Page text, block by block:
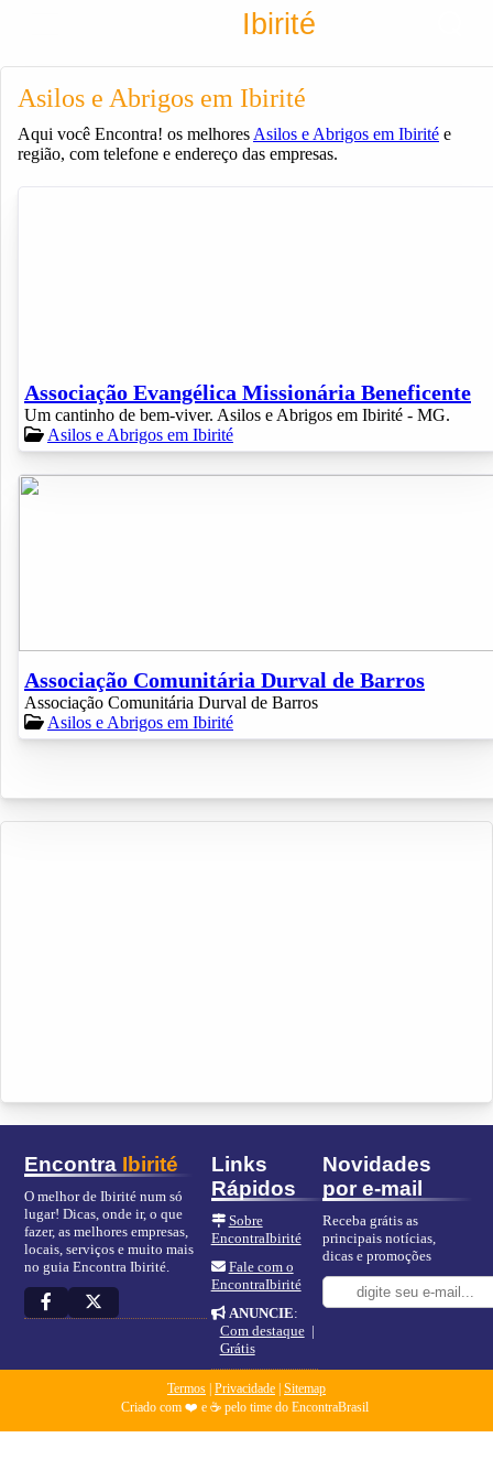
Ibirité
Criar conta
Asilos e Abrigos em Ibirité
Aqui você Encontra! os melhores Asilos e Abrigos em Ibirité e
região, com telefone e endereço das empresas.
Associação Evangélica Missionária Beneficente
Um cantinho de bem-viver. Asilos e Abrigos em Ibirité - MG.
Asilos e Abrigos em Ibirité
Associação Comunitária Durval de Barros
Associação Comunitária Durval de Barros
Asilos e Abrigos em Ibirité
Encontra Ibirité
O melhor de Ibirité num só
lugar! Dicas, onde ir, o que
fazer, as melhores empresas,
locais, serviços e muito mais
no guia Encontra Ibirité.
Links
Rápidos
Sobre
EncontraIbirité
Fale com o
EncontraIbirité
ANUNCIE:
Com destaque|
Grátis
Novidades
por e-mail
Receba grátis as
principais notícias,
dicas e promoções
Termos | Privacidade | Sitemap
Criado com ❤️ e ☕ pelo time do EncontraBrasil